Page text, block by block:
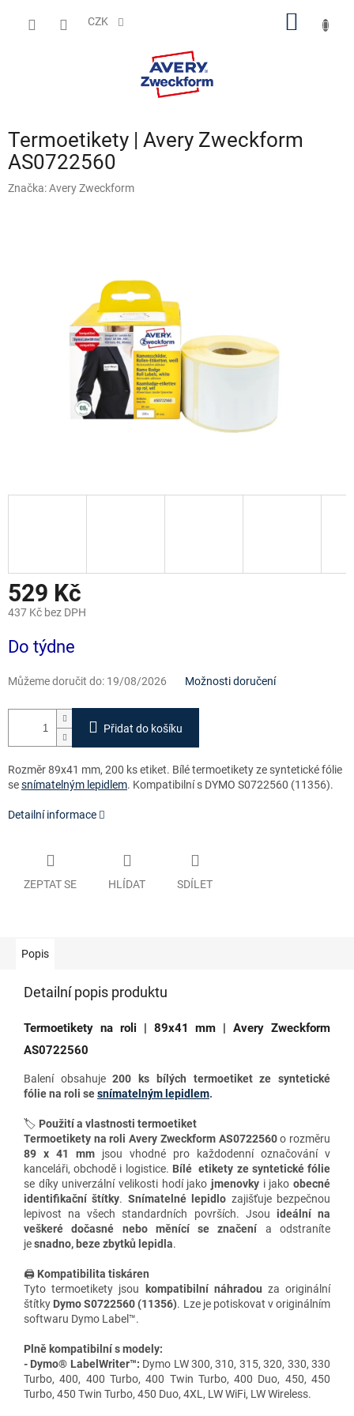
CZK
Termoetikety | Avery Zweckform
AS0722560
Značka:Avery Zweckform
529 Kč
437 Kč bez DPH
cena:
Do týdne
Můžeme doručit do: 19/08/2026 Možnosti doručení
Přidat do košíku
Rozměr 89x41 mm, 200 ks etiket. Bílé termoetikety ze syntetické fólie
sesnímatelným lepidlem. Kompatibilní s DYMO S0722560 (11356).
Detailní informace
ZEPTAT SE HLÍDAT SDÍLET
Popis
Detailní popis produktu
Termoetikety na roli | 89x41 mm | Avery Zweckform
AS0722560
Balení obsahuje200 ks bílých termoetiket ze syntetické
fóliena roli sesnímatelným lepidlem.
🏷️ Použití a vlastnosti termoetiket
Termoetikety na roli Avery Zweckform AS0722560o rozměru
89 x 41 mm jsou vhodné pro každodenní označování v
kanceláři, obchodě i logistice. Bíléetikety ze syntetické fólie
se díky univerzální velikosti hodí jako jmenovky i jakoobecné
identifikační štítky. Snímatelnélepidlo zajišťuje bezpečnou
lepivost na všech standardních površích. Jsou ideálnína
veškeré dočasné nebo měnící se značení a odstraníte
jesnadno, beze zbytků lepidla.
🖨️ Kompatibilita tiskáren
Tyto termoetikety jsou
kompatibilní náhradou za originální
štítky Dymo S0722560 (11356). Lze je potiskovat v originálním
softwaru Dymo Label™.
Plně kompatibilní s modely:
- Dymo® LabelWriter™: Dymo LW 300, 310, 315, 320, 330, 330
Turbo, 400, 400 Turbo, 400 Twin Turbo, 400 Duo, 450, 450
Turbo, 450 Twin Turbo, 450 Duo, 4XL, LW WiFi, LW Wireless.